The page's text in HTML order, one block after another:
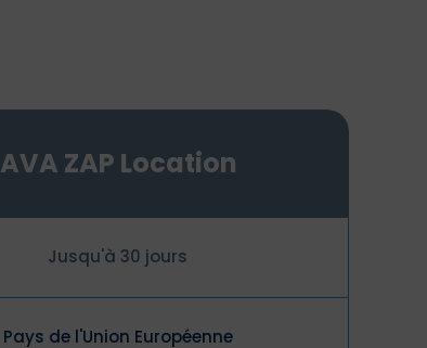
AVA ZAP Location
Jusqu'à 30 jours
Pays de l'Union Européenne